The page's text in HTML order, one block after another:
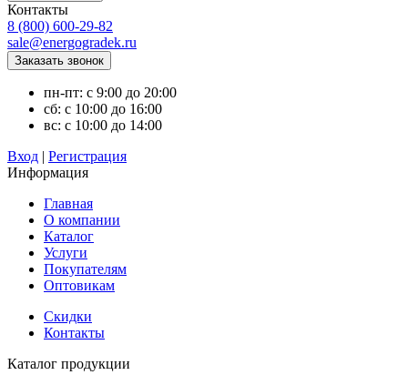
Контакты
8 (800) 600-29-82
sale@energogradek.ru
пн-пт: с 9:00 до 20:00
сб: с 10:00 до 16:00
вс: с 10:00 до 14:00
Вход | Регистрация
Информация
Главная
О компании
Каталог
Услуги
Покупателям
Оптовикам
Скидки
Контакты
Каталог продукции